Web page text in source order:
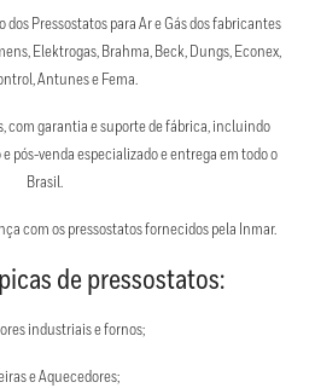
Pressostatos para Ar e Gás dos fabricantes
Elektrogas, Brahma, Beck, Dungs, Econex,
Antunes e Fema.
com garantia e suporte de fábrica, incluindo
pós-venda especializado e entrega em todo o
Brasil.
com os pressostatos fornecidos pela Inmar.
de pressostatos:
industriais e fornos;
e Aquecedores;